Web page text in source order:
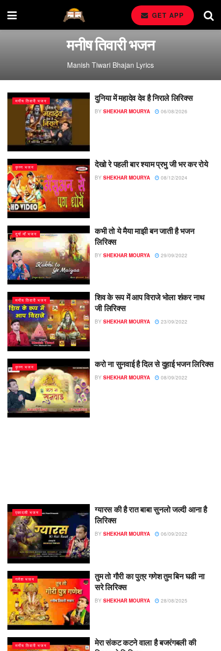
GET APP
मनीष तिवारी भजन
Manish Tiwari Bhajan Lyrics
मनीष तिवारी भजन दुनिया में महादेव देव है निराले लिरिक्स
BY SHEKHAR MOURYA 06/08/2026
कृष्ण भजन देखो रे पहली बार श्याम प्रभु जी भर कर रोये
BY SHEKHAR MOURYA 08/12/2024
दुर्गा माँ भजन
कभी तो ये मैया माझी बन जाती है भजन
लिरिक्स
BY SHEKHAR MOURYA 29/09/2022
मनीष तिवारी भजन
शिव के रूप में आप विराजे भोला शंकर नाथ
जी लिरिक्स
BY SHEKHAR MOURYA 23/09/2022
कृष्ण भजन करो ना सुनवाई है दिल से दुहाई भजन लिरिक्स
BY SHEKHAR MOURYA 08/09/2022
एकादशी भजन
ग्यारस की है रात बाबा सुनलो जल्दी आना है
लिरिक्स
BY SHEKHAR MOURYA 06/09/2022
गणेश भजन
तुम तो गौरी का पुत्र गणेश तुम बिन घडी ना
सरे लिरिक्स
BY SHEKHAR MOURYA 28/08/2025
मनीष तिवारी भजन
मेरा संकट कटने वाला है बजरंगबली की